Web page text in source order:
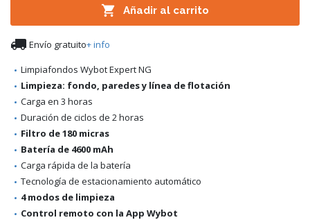
 Añadir al carrito
 Envío gratuito+ info
Limpiafondos Wybot Expert NG
Limpieza: fondo, paredes y línea de flotación
Carga en 3 horas
Duración de ciclos de 2 horas
Filtro de 180 micras
Batería de 4600 mAh
Carga rápida de la batería
Tecnología de estacionamiento automático
4 modos de limpieza
Control remoto con la App Wybot